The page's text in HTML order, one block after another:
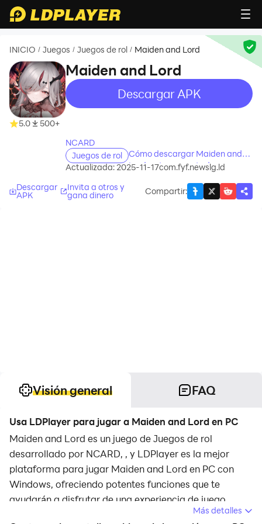
INICIO / Juegos / Juegos de rol / Maiden and Lord
5.0 500+
Maiden and Lord
recommend
Descargar APK
recommend
NCARD
Juegos de rol
Cómo descargar Maiden and
Lord en tu computadora
Actualizada: 2025-11-17com.fyf.newslg.ld
Descargar
APK
Invita a otros y
gana dinero Compartir:
Visión general FAQ
Usa LDPlayer para jugar a Maiden and Lord en PC
Maiden and Lord es un juego de Juegos de rol
desarrollado por NCARD, , y LDPlayer es la mejor
plataforma para jugar Maiden and Lord en PC con
Windows, ofreciendo potentes funciones que te
ayudarán a disfrutar de una experiencia de juego
Más detalles